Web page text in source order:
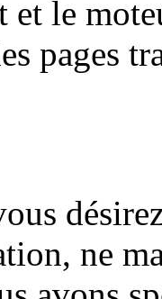
et le
pages
ne